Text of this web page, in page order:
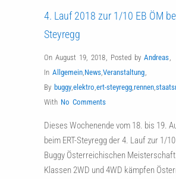
4. Lauf 2018 zur 1/10 EB ÖM
Steyregg
On August 19, 2018, Posted by Andreas,
In Allgemein,News,Veranstaltung,
By buggy,elektro,ert-steyregg,rennen,
With No Comments
Dieses Wochenende vom 18. bis 19.
beim ERT-Steyregg der 4. Lauf zur 1/
Buggy Österreichischen
Klassen 2WD und 4WD kämpfen